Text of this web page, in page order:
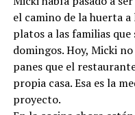
Micki había pasado a
el camino de la huerta a
platos a las familias
domingos. Hoy, Micki
panes que el
propia casa. Esa es la
proyecto.